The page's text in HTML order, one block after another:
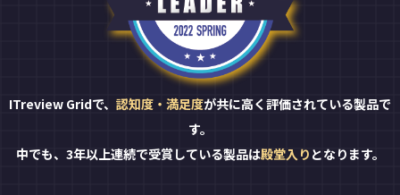
ITreview Gridで、 認知度・満足度が共に高く評価されている製品で
す。
中でも、3年以上連続で受賞している製品は殿堂入り となります。